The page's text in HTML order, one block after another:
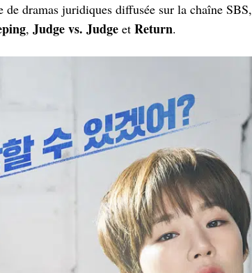
dramas juridiques diffusée sur la chaîne SBS,
, Judge vs. Judge et Return.